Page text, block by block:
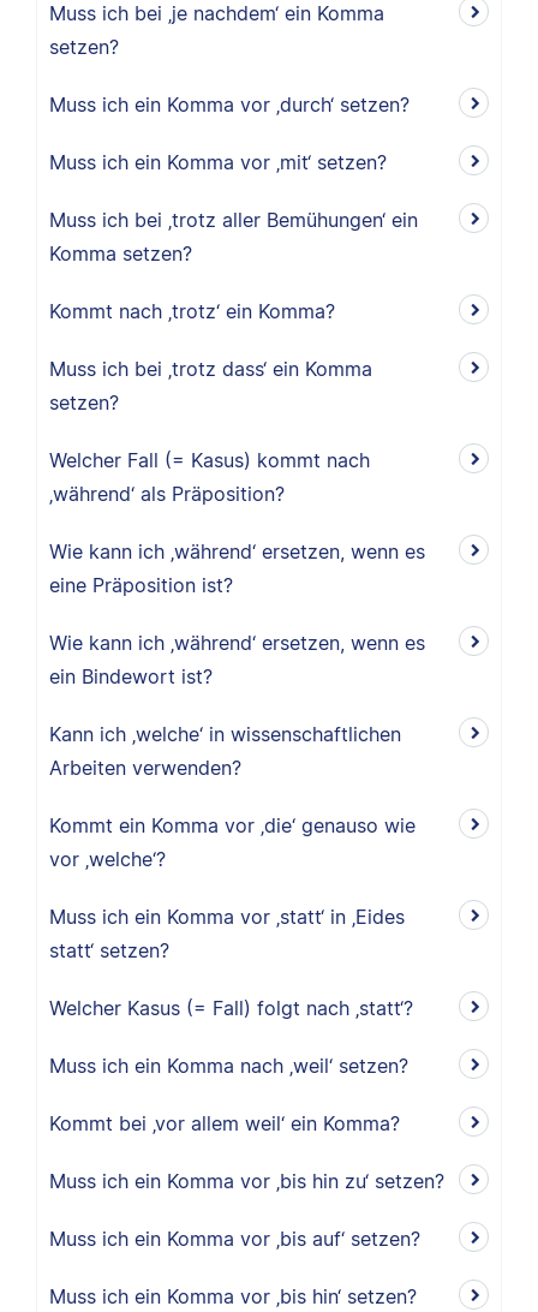
Muss ich bei ‚je nachdem‘ ein Komma
setzen?
Muss ich ein Komma vor ‚durch‘ setzen?
Muss ich ein Komma vor ‚mit‘ setzen?
Muss ich bei ‚trotz aller Bemühungen‘ ein
Komma setzen?
Kommt nach ‚trotz‘ ein Komma?
Muss ich bei ‚trotz dass‘ ein Komma
setzen?
Welcher Fall (= Kasus) kommt nach
‚während‘ als Präposition?
Wie kann ich ‚während‘ ersetzen, wenn es
eine Präposition ist?
Wie kann ich ‚während‘ ersetzen, wenn es
ein Bindewort ist?
Kann ich ‚welche‘ in wissenschaftlichen
Arbeiten verwenden?
Kommt ein Komma vor ‚die‘ genauso wie
vor ‚welche‘?
Muss ich ein Komma vor ‚statt‘ in ‚Eides
statt‘ setzen?
Welcher Kasus (= Fall) folgt nach ‚statt‘?
Muss ich ein Komma nach ‚weil‘ setzen?
Kommt bei ‚vor allem weil‘ ein Komma?
Muss ich ein Komma vor ‚bis hin zu‘ setzen?
Muss ich ein Komma vor ‚bis auf‘ setzen?
Muss ich ein Komma vor ‚bis hin‘ setzen?